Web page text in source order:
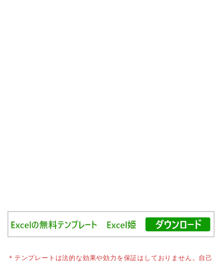
＊テンプレートは法的な効果や効力を保証はしておりません。自己